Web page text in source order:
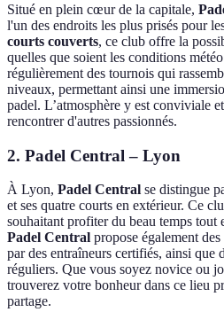
Situé en plein cœur de la capitale,
l'un des endroits les plus prisés pour
courts couverts, ce club offre la
quelles que soient les conditions
régulièrement des tournois qui
niveaux, permettant ainsi une
padel. L’atmosphère y est conviviale
rencontrer d'autres passionnés.
2. Padel Central – Lyon
À Lyon, Padel Central se distingue
et ses quatre courts en extérieur. Ce
souhaitant profiter du beau temps tout
Padel Central propose également
par des entraîneurs certifiés, ainsi que
réguliers. Que vous soyez novice ou
trouverez votre bonheur dans ce lieu
partage.